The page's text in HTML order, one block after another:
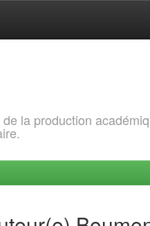
la production